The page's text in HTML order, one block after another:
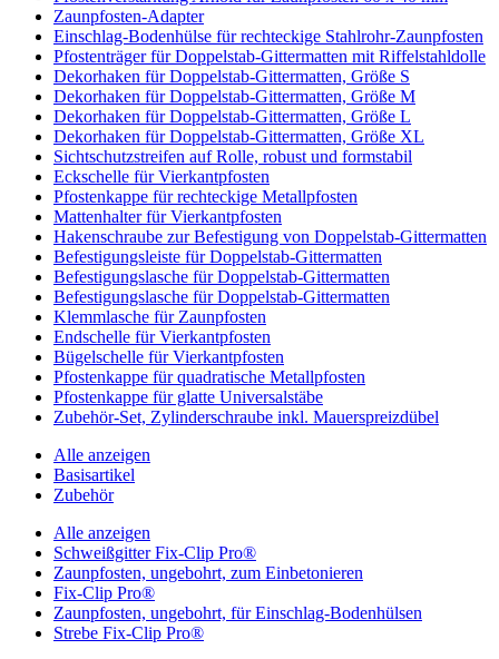
Zaunpfosten-Adapter
Einschlag-Bodenhülse für rechteckige Stahlrohr-Zaunpfosten
Pfostenträger für Doppelstab-Gittermatten mit Riffelstahldolle
Dekorhaken für Doppelstab-Gittermatten, Größe S
Dekorhaken für Doppelstab-Gittermatten, Größe M
Dekorhaken für Doppelstab-Gittermatten, Größe L
Dekorhaken für Doppelstab-Gittermatten, Größe XL
Sichtschutzstreifen auf Rolle, robust und formstabil
Eckschelle für Vierkantpfosten
Pfostenkappe für rechteckige Metallpfosten
Mattenhalter für Vierkantpfosten
Hakenschraube zur Befestigung von Doppelstab-Gittermatten
Befestigungsleiste für Doppelstab-Gittermatten
Befestigungslasche für Doppelstab-Gittermatten
Befestigungslasche für Doppelstab-Gittermatten
Klemmlasche für Zaunpfosten
Endschelle für Vierkantpfosten
Bügelschelle für Vierkantpfosten
Pfostenkappe für quadratische Metallpfosten
Pfostenkappe für glatte Universalstäbe
Zubehör-Set, Zylinderschraube inkl. Mauerspreizdübel
Alle anzeigen
Basisartikel
Zubehör
Alle anzeigen
Schweißgitter Fix-Clip Pro®
Zaunpfosten, ungebohrt, zum Einbetonieren
Fix-Clip Pro®
Zaunpfosten, ungebohrt, für Einschlag-Bodenhülsen
Strebe Fix-Clip Pro®